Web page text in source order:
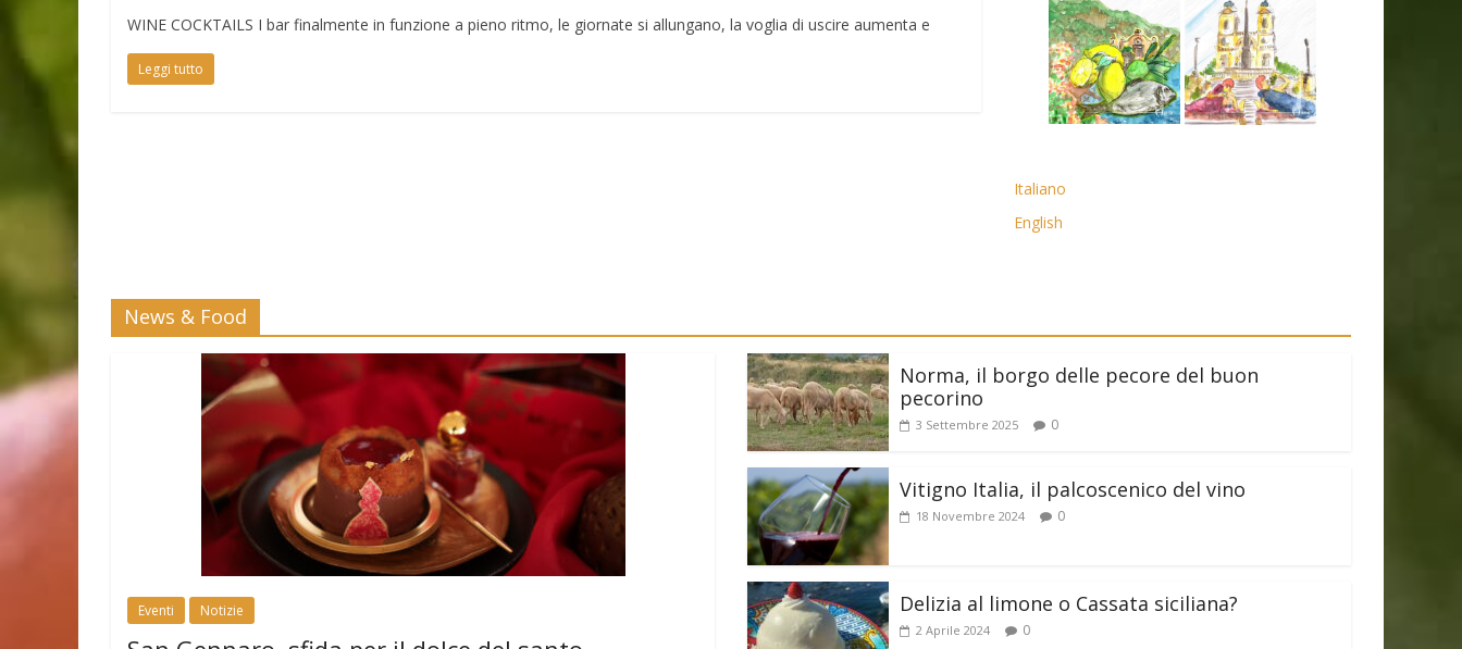
WINE COCKTAILS I bar finalmente in funzione a pieno ritmo, le giornate si allungano, la voglia di uscire aumenta e
Leggi tutto
Italiano
English
News & Food
Eventi Notizie
Norma, il borgo delle pecore del buon
pecorino
3 Settembre 2025 0
Vitigno Italia, il palcoscenico del vino
18 Novembre 2024 0
Delizia al limone o Cassata siciliana?
2 Aprile 2024 0